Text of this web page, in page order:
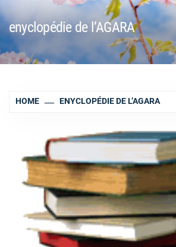
enyclopédie de l’AGARA
HOME ENYCLOPÉDIE DE L’AGARA